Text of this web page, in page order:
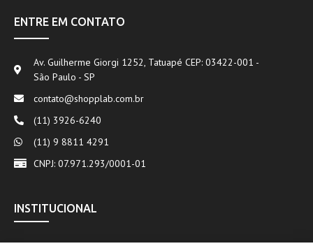
ENTRE EM CONTATO
Av. Guilherme Giorgi 1252, Tatuapé CEP: 03422-001 -
São Paulo - SP
contato@shopplab.com.br
(11) 3926-6240
(11) 9 8811 4291
CNPJ: 07.971.293/0001-01
INSTITUCIONAL